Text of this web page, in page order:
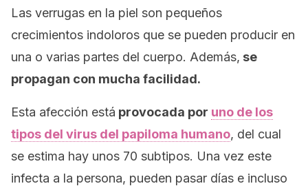
Las verrugas en la piel son pequeños
crecimientos indoloros que se pueden producir en
una o varias partes del cuerpo. Además, se
propagan con mucha facilidad.
Esta afección está provocada por uno de los
tipos del virus del papiloma humano, del cual
se estima hay unos 70 subtipos. Una vez este
infecta a la persona, pueden pasar días e incluso